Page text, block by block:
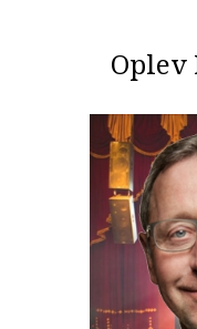
Oplev